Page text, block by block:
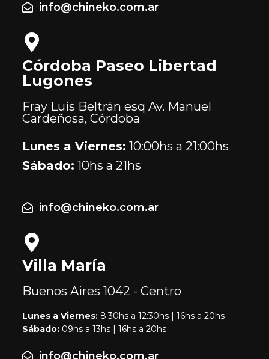
info@chineko.com.ar
Córdoba Paseo Libertad
Lugones
Fray Luis Beltrán esq Av. Manuel
Cardeñosa, Córdoba
Lunes a Viernes: 10:00hs a 21:00hs
Sábado: 10hs a 21hs
info@chineko.com.ar
Villa María
Buenos Aires1042 - Centro
Lunes a Viernes: 8:30hs a 12:30hs | 16hs a 20hs
Sábado: 09hs a 13hs | 16hs a 20hs
info@chineko.com.ar